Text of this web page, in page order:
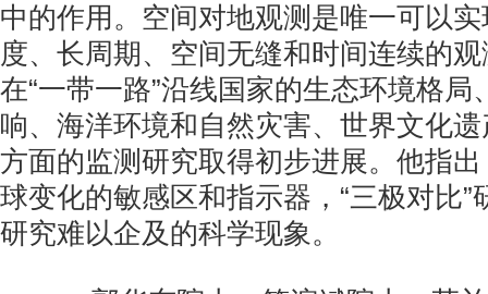
中的作用。空间对地观测是唯一可以
度、长周期、空间无缝和时间连续的
在“一带一路”沿线国家的生态环境格局
响、海洋环境和自然灾害、世界文化
方面的监测研究取得初步进展。他指出
球变化的敏感区和指示器，“三极对比”
研究难以企及的科学现象。